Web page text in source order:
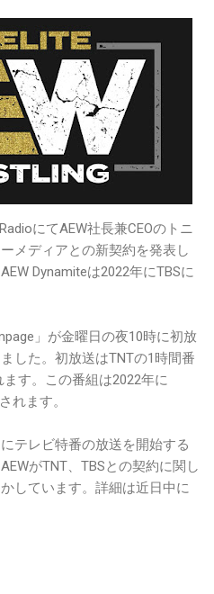
にてAEW社長兼CEOのトニ
メディアとの新契約を発表し
Dynamiteは2022年にTBSに
」が金曜日の夜10時に初放
した。初放送はTNTの1時間番
す。この番組は2022年に
れます。
テレビ特番の放送を開始する
がTNT、TBSとの契約に関し
しています。詳細は近日中に